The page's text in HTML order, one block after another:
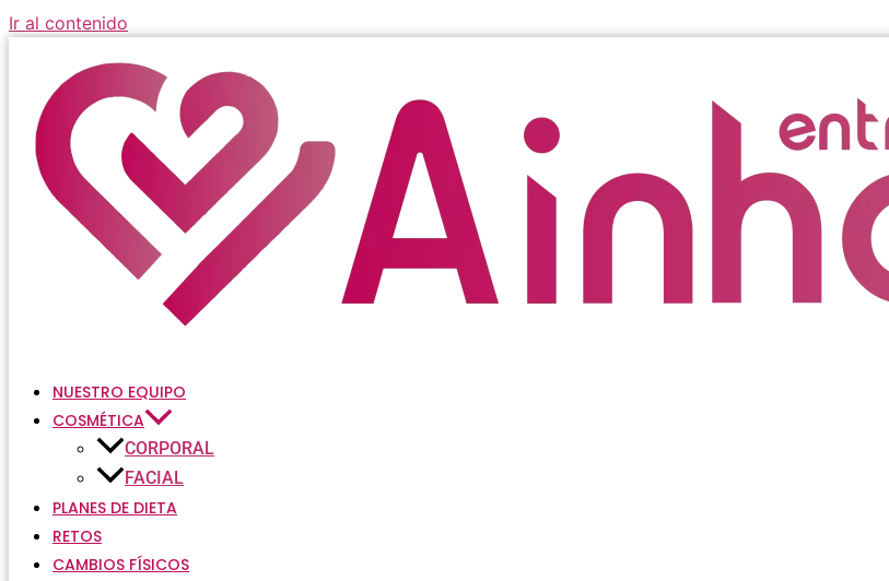
Ir al contenido
NUESTRO EQUIPO
COSMÉTICA
CORPORAL
FACIAL
PLANES DE DIETA
RETOS
CAMBIOS FÍSICOS